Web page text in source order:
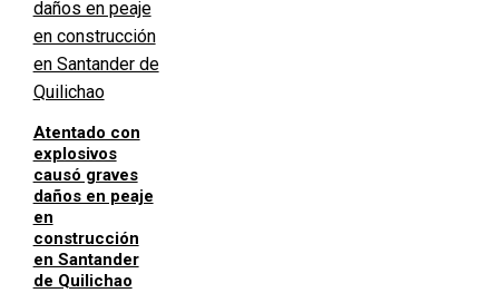
Atentado con
explosivos
causó graves
daños en peaje
en
construcción
en Santander
de Quilichao